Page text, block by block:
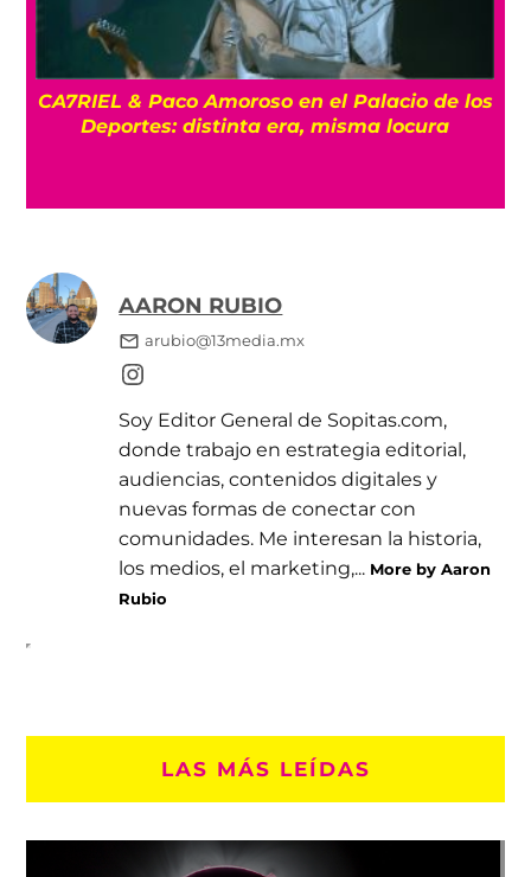
CA7RIEL & Paco Amoroso en el Palacio de los
Deportes: distinta era, misma locura
AARON RUBIO
arubio@13media.mx
Soy Editor General de Sopitas.com,
donde trabajo en estrategia editorial,
audiencias, contenidos digitales y
nuevas formas de conectar con
comunidades. Me interesan la historia,
los medios, el marketing,... More by Aaron
Rubio
LAS MÁS LEÍDAS